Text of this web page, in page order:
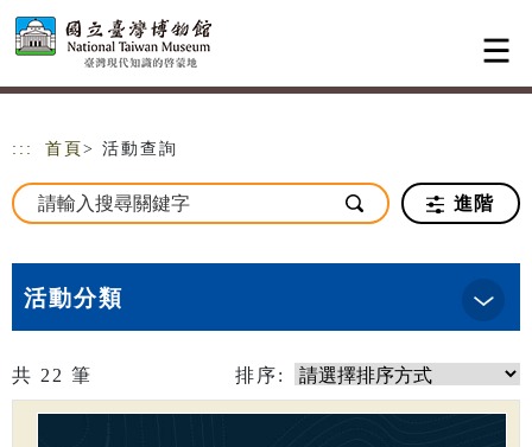
跳到主要內容
網站導覽
::: 首頁 > 活動查詢
進階
活動分類
共 22 筆 排序: